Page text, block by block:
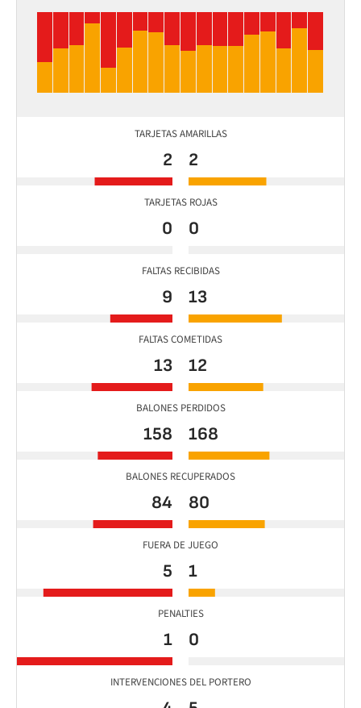
TARJETAS AMARILLAS
2 2
TARJETAS ROJAS
0 0
FALTAS RECIBIDAS
9 13
FALTAS COMETIDAS
13 12
BALONES PERDIDOS
158 168
BALONES RECUPERADOS
84 80
FUERA DE JUEGO
5 1
PENALTIES
1 0
INTERVENCIONES DEL PORTERO